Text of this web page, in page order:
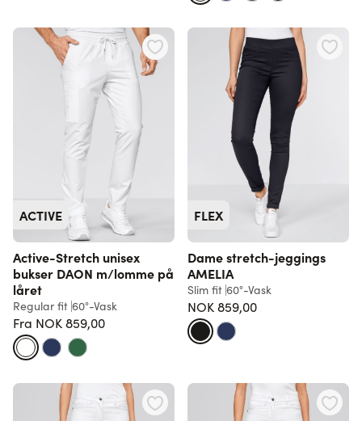
ACTIVE
Active-Stretch unisex
bukser DAON m/lomme på
låret
Regular fit 60°-Vask
Fra NOK 859,00Vanlig pris
FLEX
Dame stretch-jeggings
AMELIA
Slim fit 60°-Vask
NOK 859,00